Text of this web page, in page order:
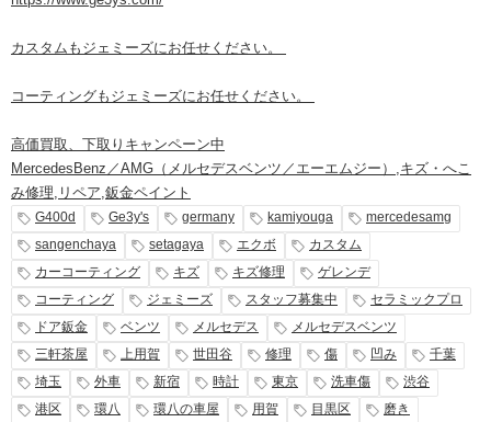
カスタムもジェミーズにお任せください。
コーティングもジェミーズにお任せください。
高価買取、下取りキャンペーン中
MercedesBenz／AMG（メルセデスベンツ／エーエムジー） ,キズ・へこ
み修理, リペア,鈑金ペイント
G400d Ge3y's germany kamiyouga
mercedesamg
sangenchaya
setagaya エクボ
カスタム
カーコーティング
キズ キズ修理
ゲレンデ
コーティング
ジェミーズ スタッフ募集中
セラミックプロ
ドア鈑金
ベンツ メルセデス
メルセデスベンツ
三軒茶屋
上用賀 世田谷 修理 傷 凹み
千葉
埼玉
外車 新宿 時計 東京 洗車傷
渋谷
港区
環八 環八の車屋 用賀 目黒区
磨き